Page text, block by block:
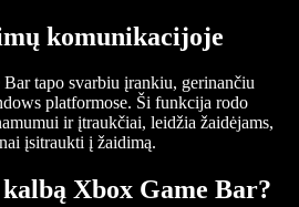
komunikacijoje
Bartapo svarbiu įrankiu, gerinančiu
platformose. Ši funkcija rodo
ir įtraukčiai, leidžia žaidėjams,
įsitraukti į žaidimą.
Xbox Game Bar?